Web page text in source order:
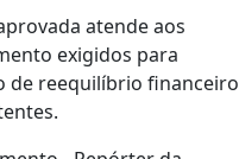
atende aos
exigidos para
de reequilíbrio financeiro